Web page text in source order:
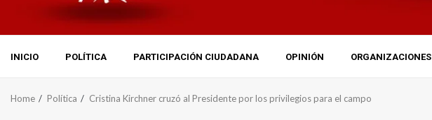
INICIO POLÍTICA PARTICIPACIÓN CIUDADANA OPINIÓN
Home Política Cristina Kirchner cruzó al Presidente por los privilegios para el campo